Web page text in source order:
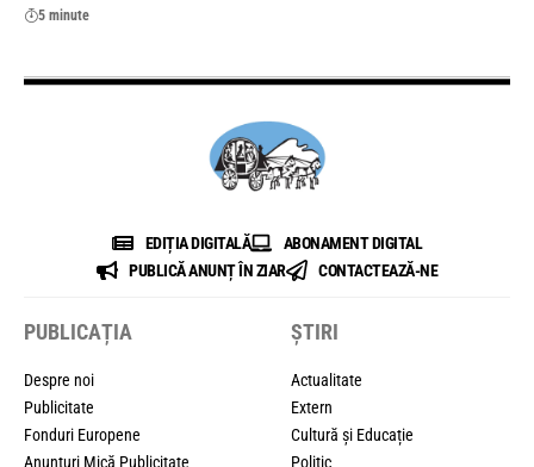
5 minute
EDIȚIA DIGITALĂ
ABONAMENT DIGITAL
PUBLICĂ ANUNȚ ÎN ZIAR
CONTACTEAZĂ-NE
PUBLICAȚIA
Despre noi
Publicitate
Fonduri Europene
Anunțuri Mică Publicitate
ȘTIRI
Actualitate
Extern
Cultură și Educație
Politic